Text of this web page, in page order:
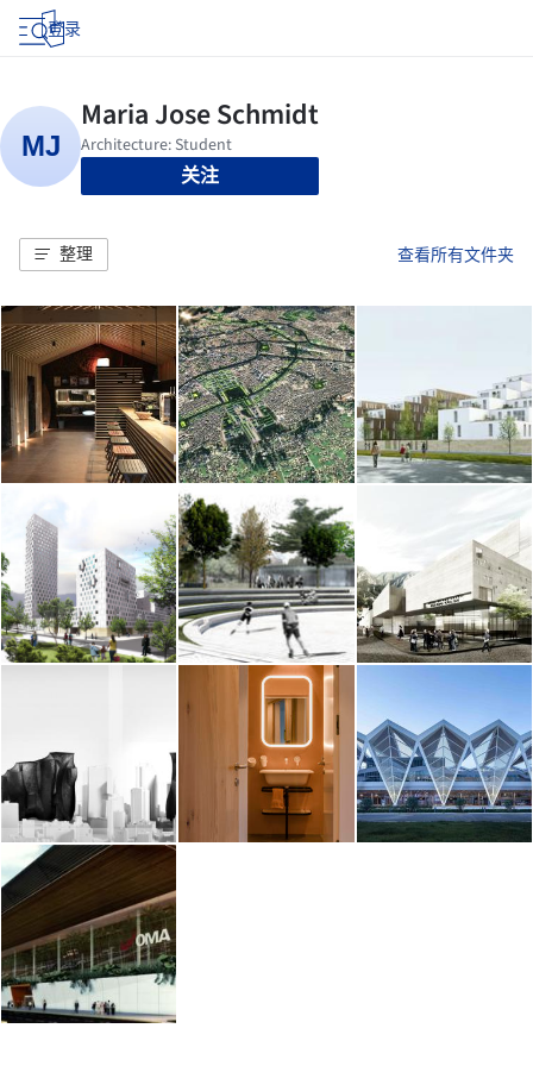
登录
关注
整理 查看所有文件夹